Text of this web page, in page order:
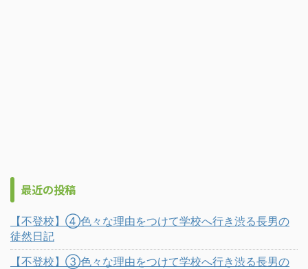
最近の投稿
【不登校】④色々な理由をつけて学校へ行き渋る長男の
徒然日記
【不登校】③色々な理由をつけて学校へ行き渋る長男の